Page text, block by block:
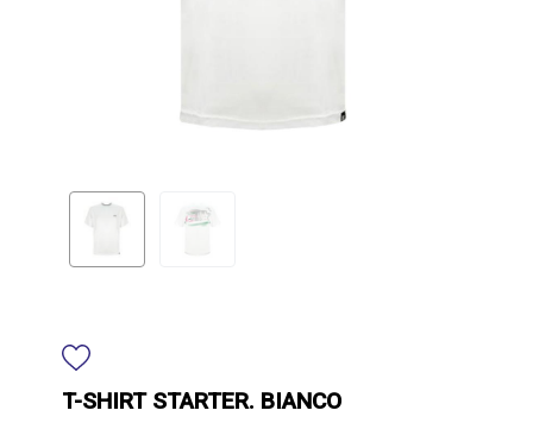
T-SHIRT STARTER. BIANCO